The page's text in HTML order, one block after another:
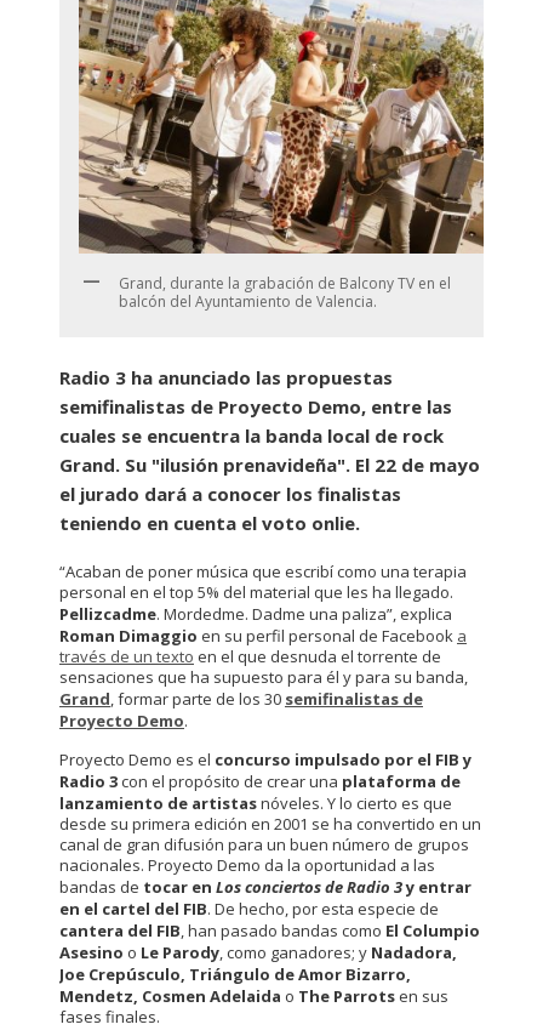
Grand, durante la grabación de Balcony TV en el
balcón del Ayuntamiento de Valencia.
Radio 3 ha anunciado las propuestas
semifinalistas de Proyecto Demo, entre las
cuales se encuentra la banda local de rock
Grand. Su "ilusión prenavideña". El 22 de mayo
el jurado dará a conocer los finalistas
teniendo en cuenta el voto onlie.
“Acaban de poner música que escribí como una terapia
personal en el top 5% del material que les ha llegado.
Pellizcadme. Mordedme. Dadme una paliza”, explica
Roman Dimaggio en su perfil personal de Facebook a
través de un texto en el que desnuda el torrente de
sensaciones que ha supuesto para él y para su banda,
Grand, formar parte de los 30 semifinalistas de
Proyecto Demo.
Proyecto Demo es el concurso impulsado por el FIB y
Radio 3con el propósito de crear una plataforma de
lanzamiento de artistasnóveles. Y lo cierto es que
desde su primera edición en 2001 se ha convertido en un
canal de gran difusión para un buen número de grupos
nacionales. Proyecto Demo da la oportunidad a las
bandas de tocar en Los conciertos de Radio 3y entrar
en el cartel del FIB. De hecho, por esta especie de
cantera del FIB, han pasado bandas como El Columpio
Asesino o Le Parody, como ganadores; y Nadadora,
Joe Crepúsculo, Triángulo de Amor Bizarro,
Mendetz, Cosmen Adelaida o The Parrots en sus
fases finales.